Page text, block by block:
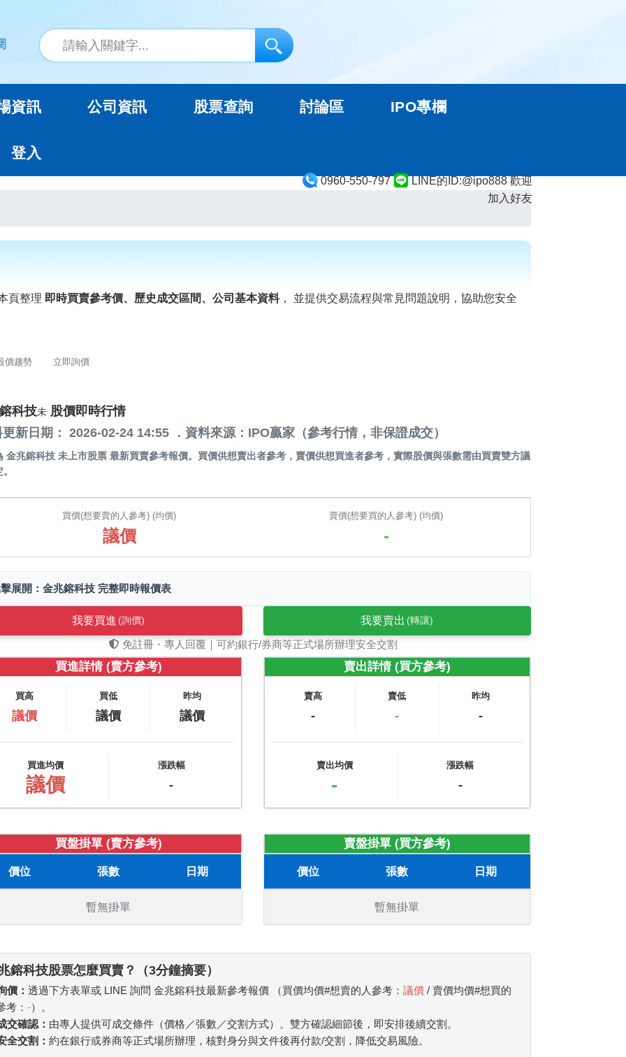
0960-550-797
LINE的ID:@ipo888 歡迎
加入好友
資訊 公司資訊 股票查詢 討論區 IPO專欄
登入
頁整理 即時買賣參考價、歷史成交區間、公司基本資料， 並提供交易流程與常見問題說明，協助您安全
價趨勢 立即詢價
科技未 股價即時行情
更新日期： 2026-02-24 14:55 ．資料來源：IPO贏家（參考行情，非保證成交）
金兆鎔科技 未上市股票 最新買賣參考報價。買價供想賣出者參考，賣價供想買進者參考，實際股價與張數需由買賣雙方議
買價(想要賣的人參考) (均價)
議價
賣價(想要買的人參考) (均價)
-
展開：金兆鎔科技 完整即時報價表
我要買進 (詢價) 我要賣出 (轉讓)
免註冊・專人回覆｜可約銀行/券商等正式場所辦理安全交割
買進詳情 (賣方參考)
買高
議價
買低
議價
昨均
議價
買進均價
議價
漲跌幅
-
賣出詳情 (買方參考)
賣高
-
賣低
-
昨均
-
賣出均價
-
漲跌幅
-
買盤掛單 (賣方參考)
價位 張數 日期
暫無掛單
賣盤掛單 (買方參考)
價位 張數 日期
暫無掛單
鎔科技股票怎麼買賣？（3分鐘摘要）
價：透過下方表單或 LINE 詢問 金兆鎔科技最新參考報價 （買價均價#想賣的人參考：議價 / 賣價均價#想買的
考：-）。
交確認： 由專人提供可成交條件（價格／張數／交割方式）。雙方確認細節後，即安排後續交割。
全交割：約在銀行或券商等正式場所辦理，核對身分與文件後再付款/交割，降低交易風險。